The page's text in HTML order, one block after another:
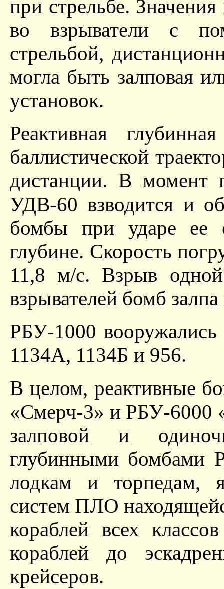
при стрельбе.
во взрыватели с
стрельбой,
могла быть залповая
установок.
Реактивная
баллистической
дистанции. В момент
УДВ-60 взводится и
бомбы при ударе ее
глубине. Скорость
11,8 м/с. Взрыв
взрывателей бомб
РБУ-1000
1134А, 1134Б и 956.
В целом, реактивные
«Смерч-3» и РБУ-6000
залповой и
глубинными бомбами
лодкам и торпедам,
систем ПЛО
кораблей всех
кораблей до
крейсеров.